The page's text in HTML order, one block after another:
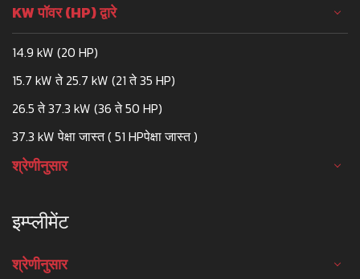
KW पॉवर (HP) द्वारे
14.9 kW (20 HP)
15.7 kW ते 25.7 kW (21 ते 35 HP)
26.5 ते 37.3 kW (36 ते 50 HP)
37.3 kW पेक्षा जास्त ( 51 HPपेक्षा जास्त )
श्रेणीनुसार
इम्प्लीमेंट
श्रेणीनुसार